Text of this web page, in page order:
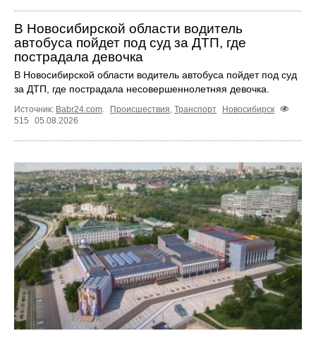
В Новосибирской области водитель
автобуса пойдет под суд за ДТП, где
пострадала девочка
В Новосибирской области водитель автобуса пойдет под суд
за ДТП, где пострадала несовершеннолетняя девочка.
Источник: Babr24.com. Происшествия, Транспорт
Новосибирск
515
05.08.2026